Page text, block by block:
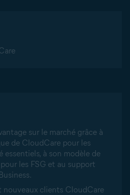
sur le marché grâce à
de CloudCare pour les
essentiels, à son modèle de
les FSG et au support
nouveaux clients CloudCare